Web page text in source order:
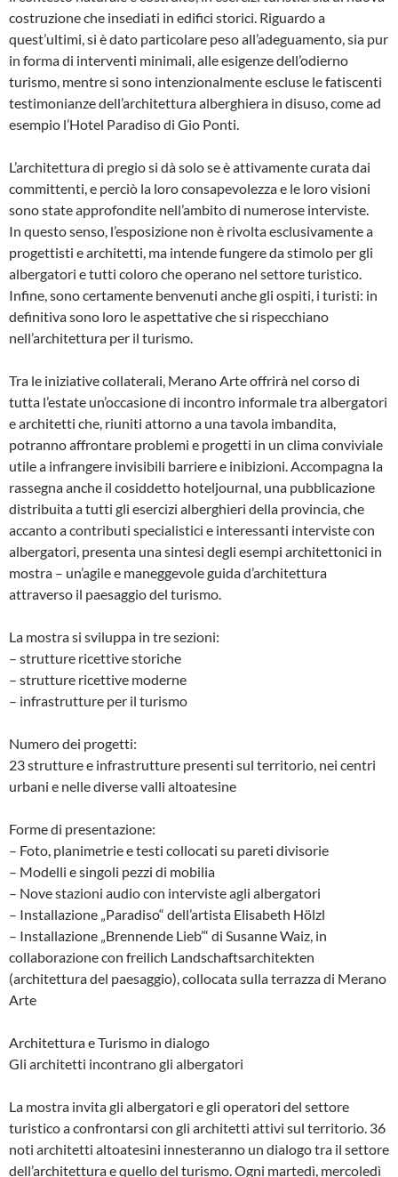
costruzione che insediati in edifici storici. Riguardo a
quest’ultimi, si è dato particolare peso all’adeguamento, sia pur
in forma di interventi minimali, alle esigenze dell’odierno
turismo, mentre si sono intenzionalmente escluse le fatiscenti
testimonianze dell’architettura alberghiera in disuso, come ad
esempio l’Hotel Paradiso di Gio Ponti.
L’architettura di pregio si dà solo se è attivamente curata dai
committenti, e perciò la loro consapevolezza e le loro visioni
sono state approfondite nell’ambito di numerose interviste.
In questo senso, l’esposizione non è rivolta esclusivamente a
progettisti e architetti, ma intende fungere da stimolo per gli
albergatori e tutti coloro che operano nel settore turistico.
Infine, sono certamente benvenuti anche gli ospiti, i turisti: in
definitiva sono loro le aspettative che si rispecchiano
nell’architettura per il turismo.
Tra le iniziative collaterali, Merano Arte offrirà nel corso di
tutta l’estate un’occasione di incontro informale tra albergatori
e architetti che, riuniti attorno a una tavola imbandita,
potranno affrontare problemi e progetti in un clima conviviale
utile a infrangere invisibili barriere e inibizioni. Accompagna la
rassegna anche il cosiddetto hoteljournal, una pubblicazione
distribuita a tutti gli esercizi alberghieri della provincia, che
accanto a contributi specialistici e interessanti interviste con
albergatori, presenta una sintesi degli esempi architettonici in
mostra – un’agile e maneggevole guida d’architettura
attraverso il paesaggio del turismo.
La mostra si sviluppa in tre sezioni:
– strutture ricettive storiche
– strutture ricettive moderne
– infrastrutture per il turismo
Numero dei progetti:
23 strutture e infrastrutture presenti sul territorio, nei centri
urbani e nelle diverse valli altoatesine
Forme di presentazione:
– Foto, planimetrie e testi collocati su pareti divisorie
– Modelli e singoli pezzi di mobilia
– Nove stazioni audio con interviste agli albergatori
– Installazione „Paradiso“ dell’artista Elisabeth Hölzl
– Installazione „Brennende Lieb’“ di Susanne Waiz, in
collaborazione con freilich Landschaftsarchitekten
(architettura del paesaggio), collocata sulla terrazza di Merano
Arte
Architettura e Turismo in dialogo
Gli architetti incontrano gli albergatori
La mostra invita gli albergatori e gli operatori del settore
turistico a confrontarsi con gli architetti attivi sul territorio. 36
noti architetti altoatesini innesteranno un dialogo tra il settore
dell’architettura e quello del turismo. Ogni martedì, mercoledì